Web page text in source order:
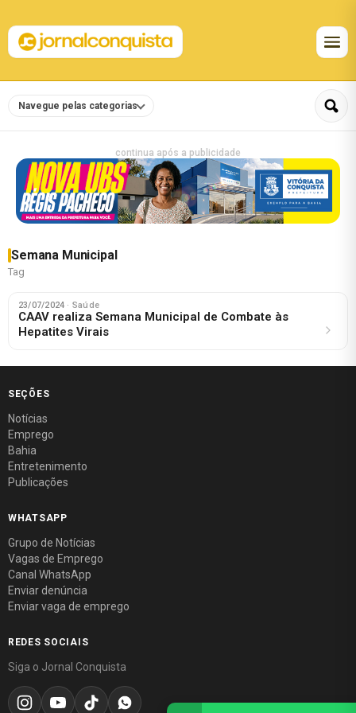
Navegue pelas categorias
continua após a publicidade
Semana Municipal
Tag
23/07/2024 · Saúde
CAAV realiza Semana Municipal de Combate às
Hepatites Virais
SEÇÕES
Notícias
Emprego
Bahia
Entretenimento
Publicações
WHATSAPP
Grupo de Notícias
Vagas de Emprego
Canal WhatsApp
Enviar denúncia
Enviar vaga de emprego
REDES SOCIAIS
Siga o Jornal Conquista